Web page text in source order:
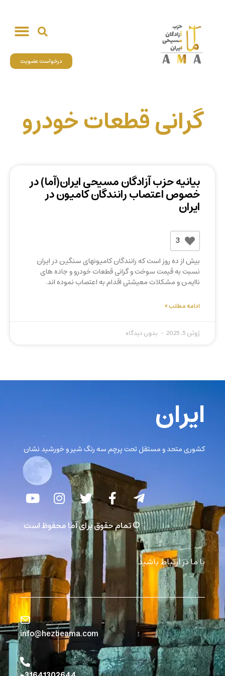
درخواست عضویت
گرانی قطعات خودرو
بیانیه حزب آزادگان مسیحی ایران(آما) در
خصوص اعتصاب رانندگان کامیون در
ایران
3
بیش از ده روز است که رانندگان کامیونهای سنگین در ایران
نسبت به قیمت سوخت و گرانی قطعات خودرو و جاده های
ناایمن و مشکلات معیشتی اقدام به اعتصاب نموده اند.
ادامه مطلب »
ژوئن 5, 2025 بدون دیدگاه
ایران
کشوری متحد و مستقل تحت پرچم سه رنگ شیر و خورشید نشان
© تمام حقوق برای آما محفوظ است
با ما در ارتباط باشید
info@hezbeama.com